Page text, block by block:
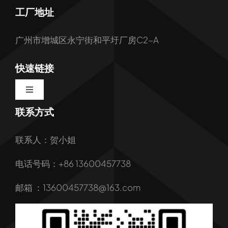
工厂地址
广州市增城区永宁街和平圩厂房C2-A
快速链接
Toggle
Navigation
首页
我们的服务
联系方式
联系人：贺小姐
电话号码：+86 13600457738
邮箱 ：13600457738@163.com